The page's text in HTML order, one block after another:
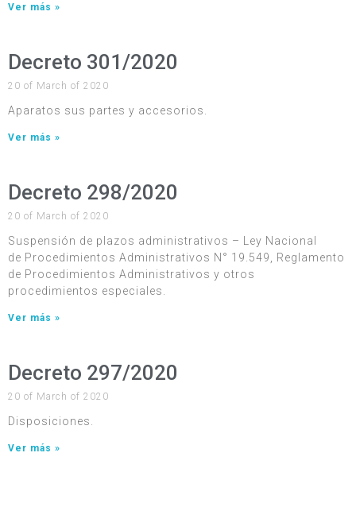
Ver más »
Decreto 301/2020
20 of March of 2020
Aparatos sus partes y accesorios.
Ver más »
Decreto 298/2020
20 of March of 2020
Suspensión de plazos administrativos – Ley Nacional
de Procedimientos Administrativos N° 19.549, Reglamento
de Procedimientos Administrativos y otros
procedimientos especiales.
Ver más »
Decreto 297/2020
20 of March of 2020
Disposiciones.
Ver más »